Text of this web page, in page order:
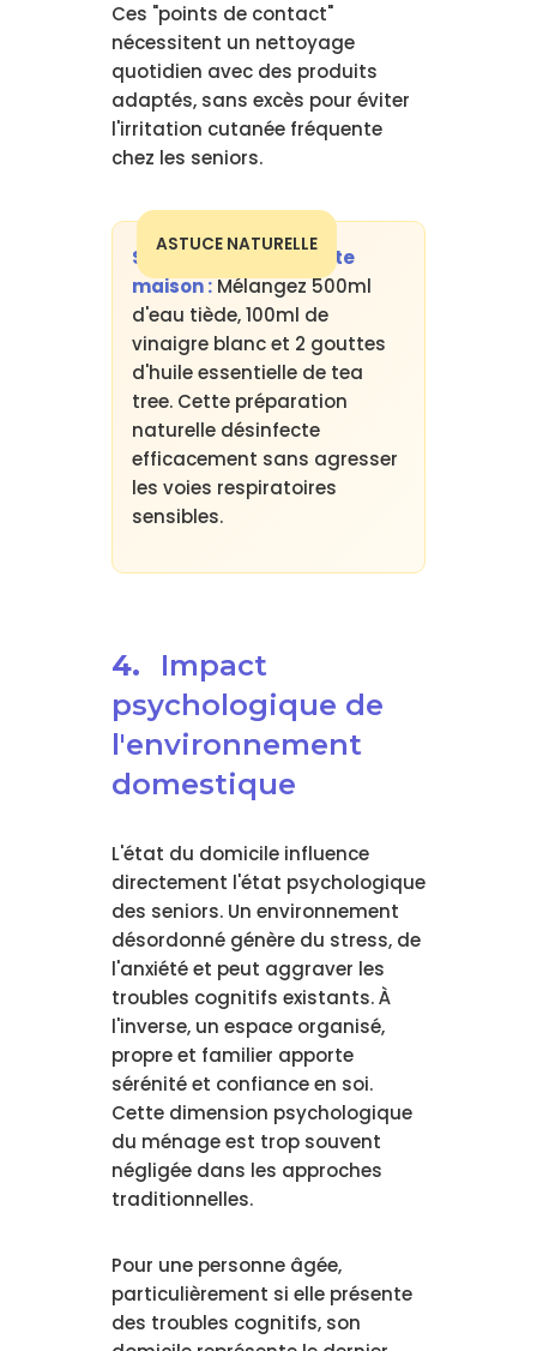
Ces "points de contact"
nécessitent un nettoyage
quotidien avec des produits
adaptés, sans excès pour éviter
l'irritation cutanée fréquente
chez les seniors.
ASTUCE NATURELLE
Solution désinfectante
maison :Mélangez 500ml
d'eau tiède, 100ml de
vinaigre blanc et 2 gouttes
d'huile essentielle de tea
tree. Cette préparation
naturelle désinfecte
efficacement sans agresser
les voies respiratoires
sensibles.
4.
Impact
psychologique de
l'environnement
domestique
L'état du domicile influence
directement l'état psychologique
des seniors. Un environnement
désordonné génère du stress, de
l'anxiété et peut aggraver les
troubles cognitifs existants. À
l'inverse, un espace organisé,
propre et familier apporte
sérénité et confiance en soi.
Cette dimension psychologique
du ménage est trop souvent
négligée dans les approches
traditionnelles.
Pour une personne âgée,
particulièrement si elle présente
des troubles cognitifs, son